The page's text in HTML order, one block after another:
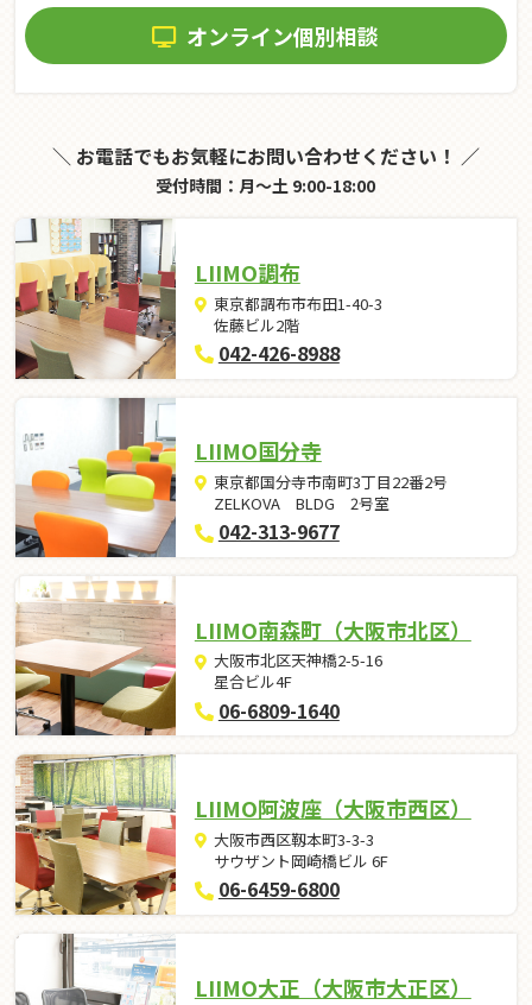
オンライン個別相談
＼ お電話でもお気軽にお問い合わせください！ ／
受付時間：月～土 9:00-18:00
LIIMO調布
東京都調布市布田1-40-3
佐藤ビル2階
042-426-8988
LIIMO国分寺
東京都国分寺市南町3丁目22番2号
ZELKOVA BLDG 2号室
042-313-9677
LIIMO南森町（大阪市北区）
大阪市北区天神橋2-5-16
星合ビル4F
06-6809-1640
LIIMO阿波座（大阪市西区）
大阪市西区靱本町3-3-3
サウザント岡崎橋ビル 6F
06-6459-6800
LIIMO大正（大阪市大正区）